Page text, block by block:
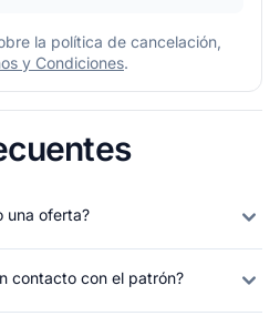
la política de cancelación,
y Condiciones.
una oferta?
contacto con el patrón?